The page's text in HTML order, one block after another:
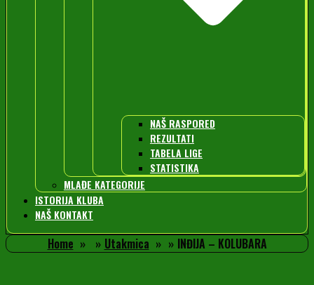
NAŠ RASPORED
REZULTATI
TABELA LIGE
STATISTIKA
MLAĐE KATEGORIJE
ISTORIJA KLUBA
NAŠ KONTAKT
Home Utakmica INĐIJA – KOLUBARA